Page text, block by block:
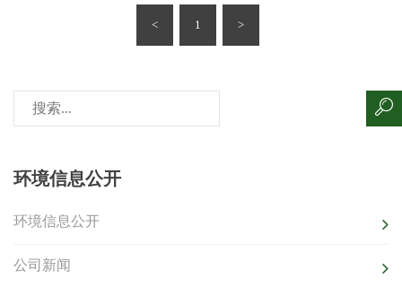
< 1 >
环境信息公开
环境信息公开
公司新闻